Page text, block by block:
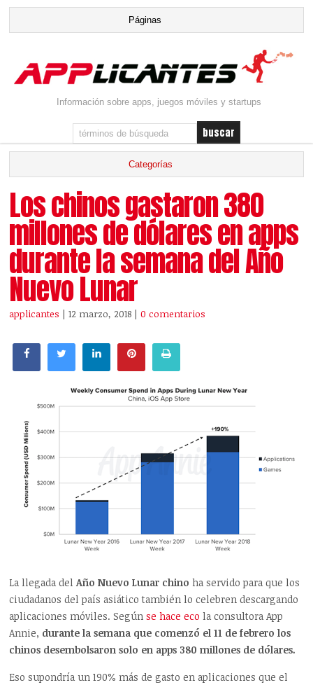
Información sobre apps, juegos móviles y startups
Los chinos gastaron 380
millones de dólares en apps
durante la semana del Año
Nuevo Lunar
applicantes | 12 marzo, 2018 |0 comentarios
La llegada delAño Nuevo Lunar chino ha servido para que los
ciudadanos del país asiático también lo celebren descargando
aplicaciones móviles. Segúnse hace eco la consultora App
Annie, durante la semana que comenzó el 11 de febrero los
chinos desembolsaron solo en apps 380 millones de dólares.
Eso supondría un 190% más de gasto en aplicaciones que el